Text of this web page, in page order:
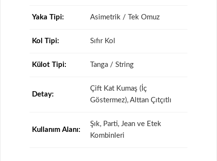
Yaka Tipi: Asimetrik / Tek Omuz
Kol Tipi: Sıfır Kol
Külot Tipi: Tanga / String
Detay:
Çift Kat Kumaş (İç
Göstermez), Alttan Çıtçıtlı
Kullanım Alanı:
Şık, Parti, Jean ve Etek
Kombinleri